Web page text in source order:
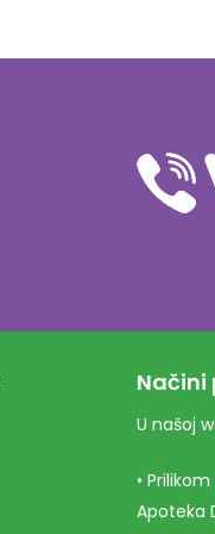
Načini
U našoj
•
Apoteka